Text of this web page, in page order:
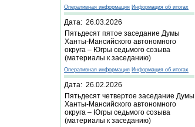
Оперативная информация Информация об итогах
Дата: 26.03.2026
Пятьдесят пятое заседание Думы
Ханты-Мансийского автономного
округа – Югры седьмого созыва
(материалы к заседанию)
Оперативная информация Информация об итогах
Дата: 26.02.2026
Пятьдесят четвертое заседание Думы
Ханты-Мансийского автономного
округа – Югры седьмого созыва
(материалы к заседанию)